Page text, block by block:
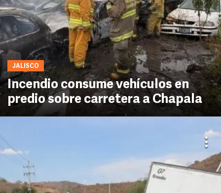
JALISCO
Incendio consume vehículos en
predio sobre carretera a Chapala